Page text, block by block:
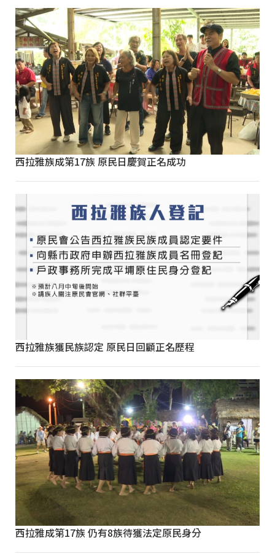
西拉雅族成第17族 原民日慶賀正名成功
西拉雅族獲民族認定 原民日回顧正名歷程
西拉雅成第17族 仍有8族待獲法定原民身分